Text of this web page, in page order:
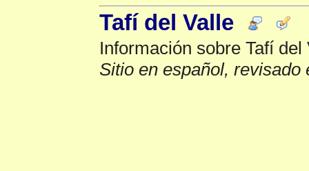
Tafí del Valle
Información sobre Tafí del
Sitio en español, revisado